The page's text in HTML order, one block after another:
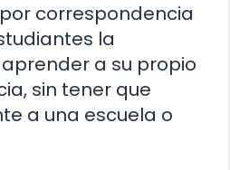
correspondencia
la
a su propio
sin tener que
a una escuela o